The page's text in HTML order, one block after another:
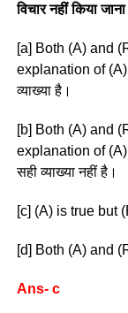
विचार नहीं किया
[a] Both (A) and
explanation of
व्याख्या है।
[b] Both (A) and
explanation of
सही व्याख्या नहीं है।
[c] (A) is true but
[d] Both (A) and
Ans- c